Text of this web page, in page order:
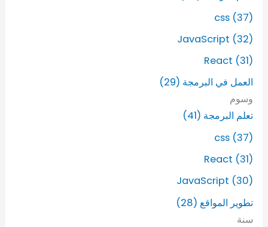
css (37)
JavaScript (32)
React (31)
العمل في البرمجة (29)
وسوم
تعلم البرمجة (41)
css (37)
React (31)
JavaScript (30)
تطوير المواقع (28)
سنة